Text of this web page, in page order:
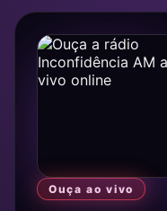
Ouça ao vivo